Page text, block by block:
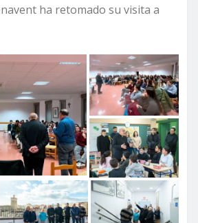
ha retomado su visita a